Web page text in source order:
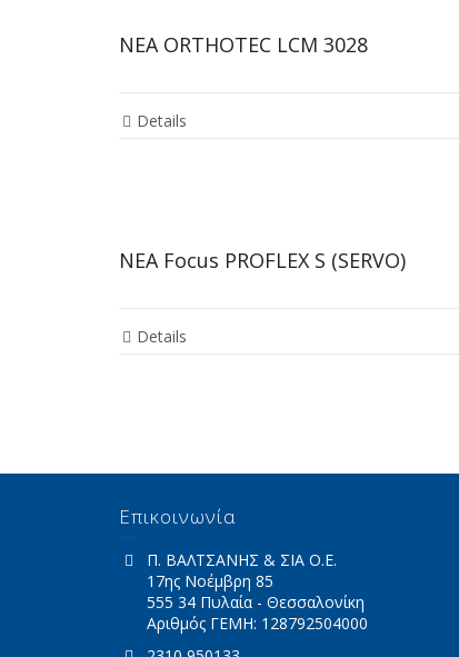
NEA ORTHOTEC LCM 3028
Details
ΝΕΑ Focus PROFLEX S (SERVO)
Details
Επικοινωνία
Π. ΒΑΛΤΣΑΝΗΣ & ΣΙΑ Ο.Ε.
17ης Νοέμβρη 85
555 34 Πυλαία - Θεσσαλονίκη
Αριθμός ΓΕΜΗ: 128792504000